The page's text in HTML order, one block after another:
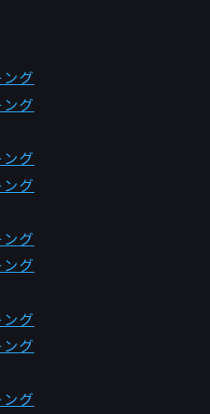
グ
グ
グ
グ
グ
グ
グ
グ
グ